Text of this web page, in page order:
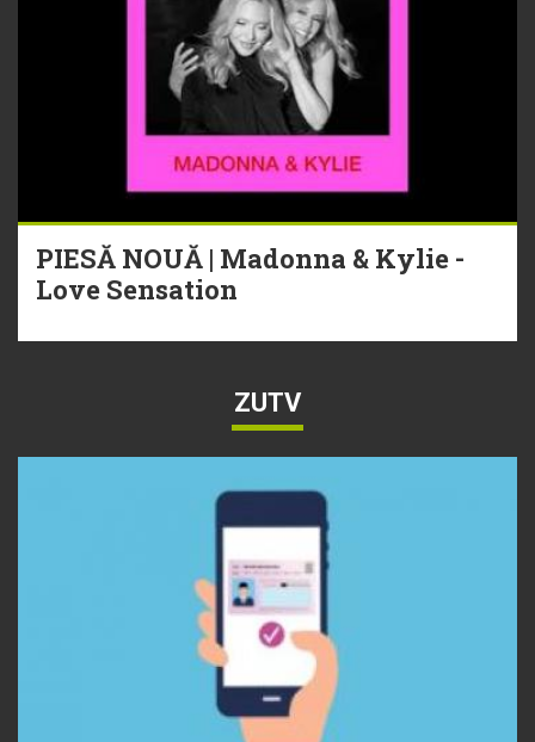
PIESĂ NOUĂ | Madonna & Kylie -
Love Sensation
ZUTV